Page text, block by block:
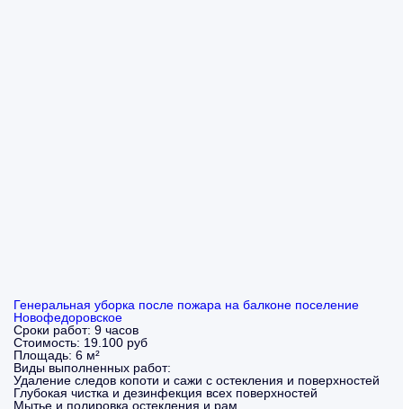
Генеральная уборка после пожара на балконе поселение
Новофедоровское
Сроки работ: 9 часов
Стоимость: 19.100 руб
Площадь: 6 м²
Виды выполненных работ:
Удаление следов копоти и сажи с остекления и поверхностей
Глубокая чистка и дезинфекция всех поверхностей
Мытье и полировка остекления и рам